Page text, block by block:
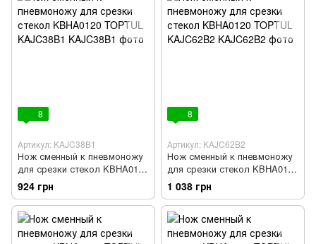
8
Артикул: KAJC38B1
Нож сменный к пневмоножу
для срезки стекол KBHA0120
TOPTUL KAJC38B1
924 грн
8
Артикул: KAJC62B2
Нож сменный к пневмоножу
для срезки стекол KBHA0120
TOPTUL KAJC62B2
1 038 грн